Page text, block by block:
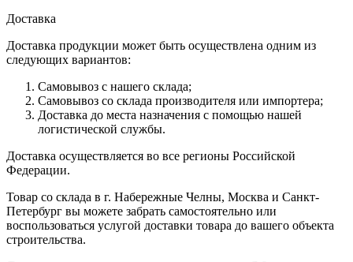
Доставка
Доставка продукции может быть осуществлена одним из
следующих вариантов:
Самовывоз с нашего склада;
Самовывоз со склада производителя или импортера;
Доставка до места назначения с помощью нашей
логистической службы.
Доставка осуществляется во все регионы Российской
Федерации.
Товар со склада в г. Набережные Челны, Москва и Санкт-
Петербург вы можете забрать самостоятельно или
воспользоваться услугой доставки товара до вашего объекта
строительства.